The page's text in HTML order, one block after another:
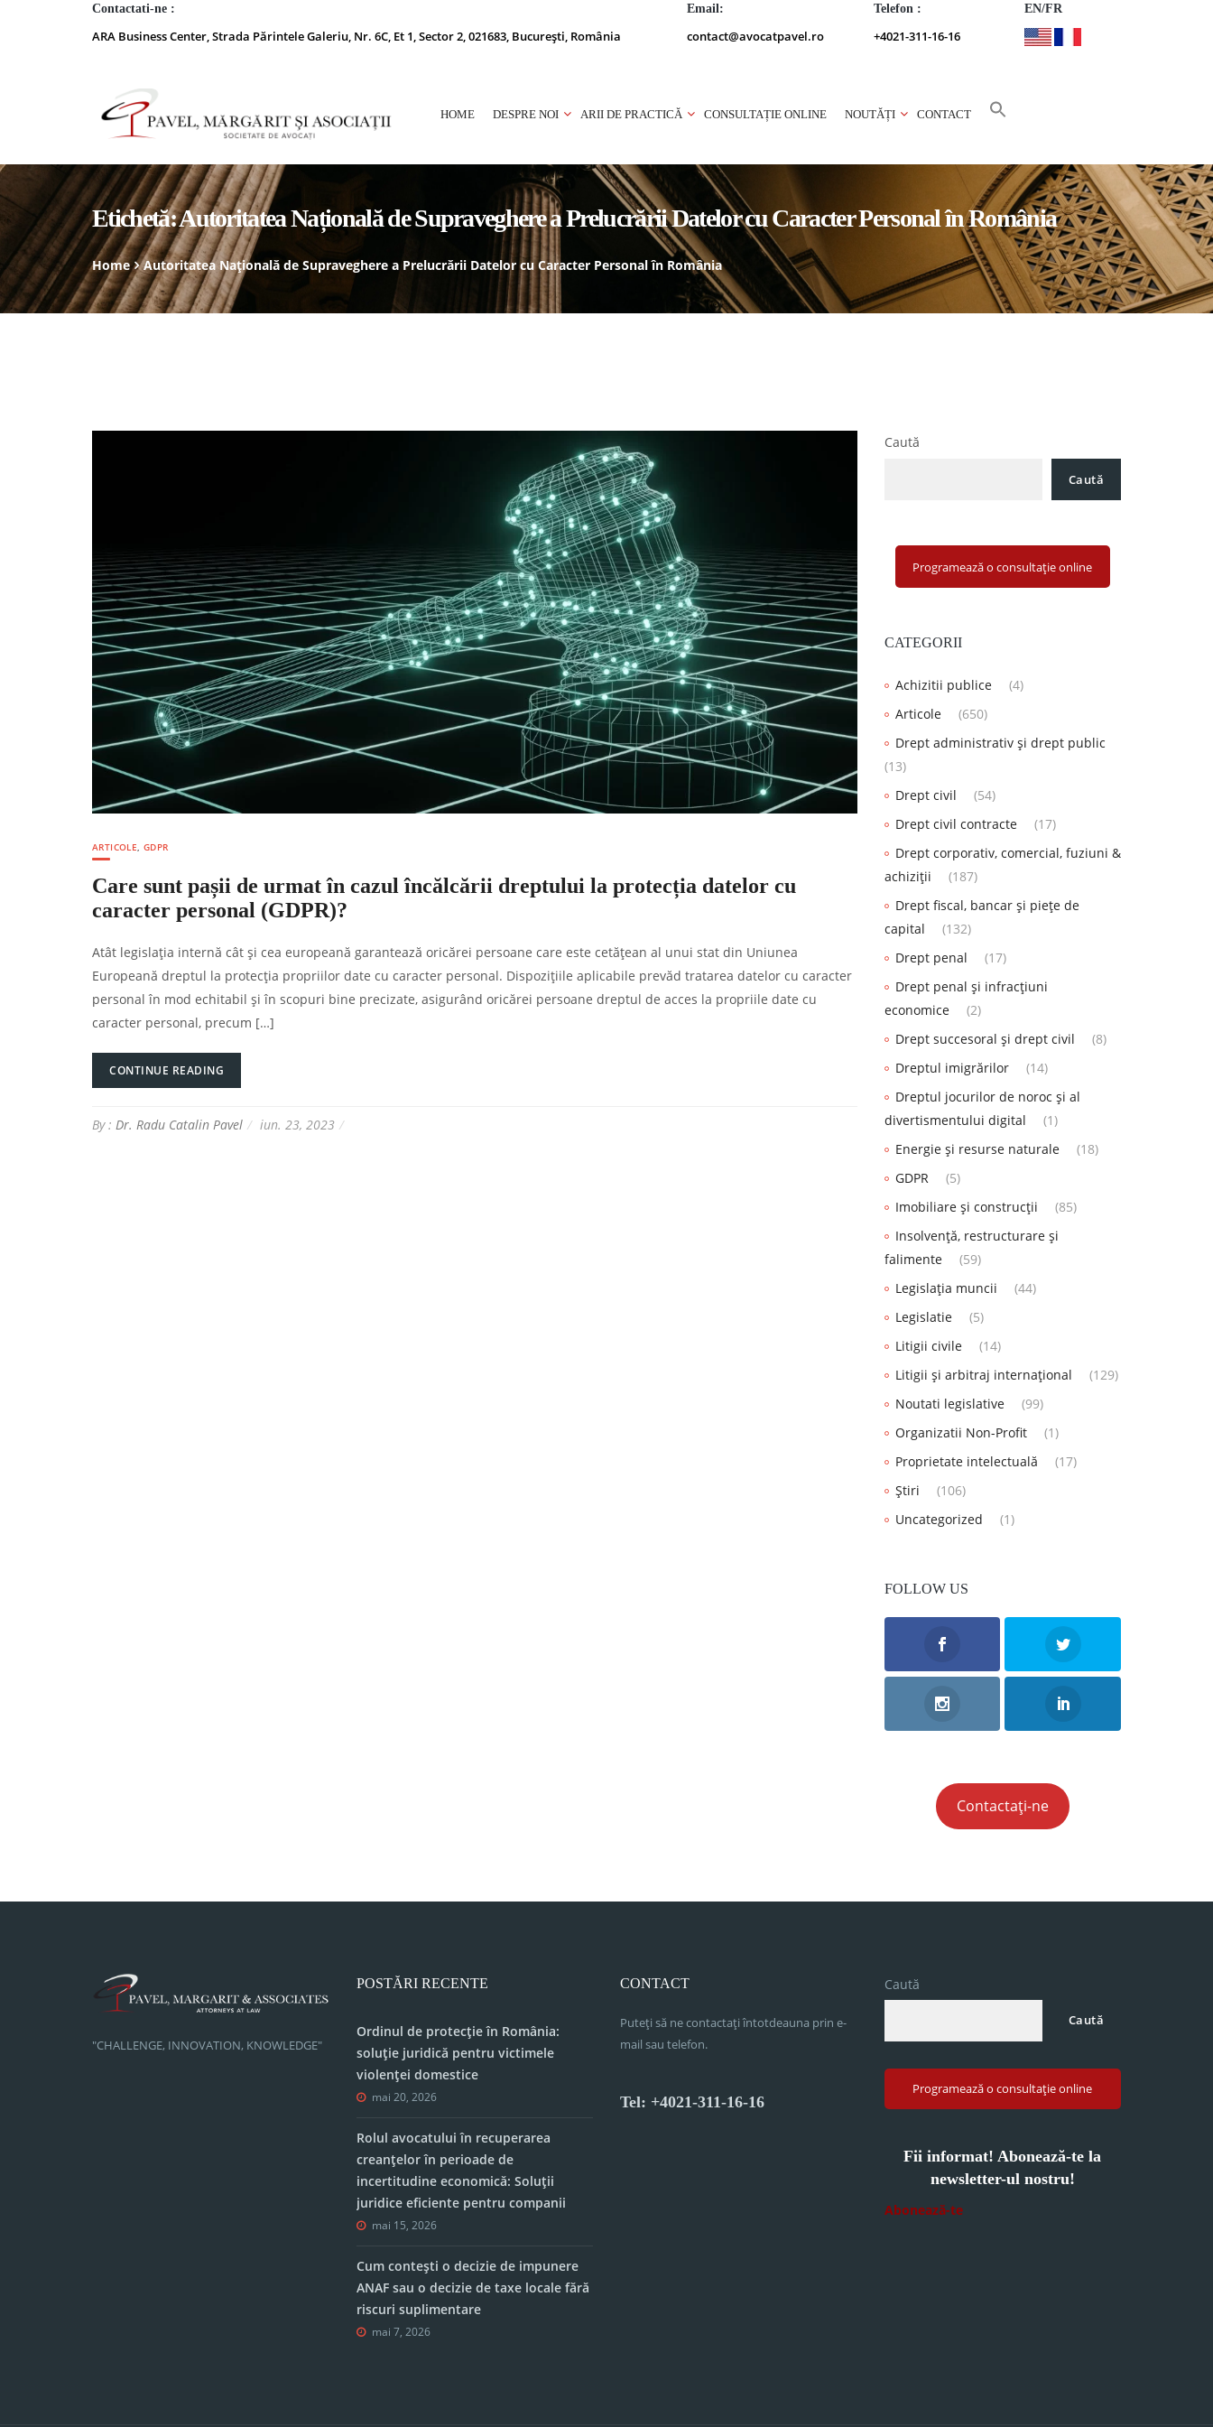
Contactati-ne :
ARA Business Center, Strada Părintele Galeriu, Nr. 6C, Et 1, Sector 2, 021683, București, România
Email:
contact@avocatpavel.ro
Telefon :
+4021-311-16-16
EN/FR
HOME DESPRE NOI ARII DE PRACTICĂ CONSULTAȚIE ONLINE NOUTĂȚI CONTACT
Etichetă:Autoritatea Națională de Supraveghere a Prelucrării Datelor cu Caracter Personal în România
Home Autoritatea Națională de Supraveghere a Prelucrării Datelor cu Caracter Personal în România
ARTICOLE ,GDPR
Care sunt pașii de urmat în cazul încălcării dreptului la protecția datelor cu
caracter personal (GDPR)?
Atât legislația internă cât și cea europeană garantează oricărei persoane care este cetățean al unui stat din Uniunea
Europeană dreptul la protecția propriilor date cu caracter personal. Dispozițiile aplicabile prevăd tratarea datelor cu caracter
personal în mod echitabil și în scopuri bine precizate, asigurând oricărei persoane dreptul de acces la propriile date cu
caracter personal, precum […]
CONTINUE READING
By : Dr. Radu Catalin Pavel iun. 23, 2023
Caută
Caută
Programează o consultație online
CATEGORII
Achizitii publice
(4)
Articole
(650)
Drept administrativ și drept public
(13)
Drept civil
(54)
Drept civil contracte
(17)
Drept corporativ, comercial, fuziuni &
achiziții
(187)
Drept fiscal, bancar și piețe de
capital
(132)
Drept penal
(17)
Drept penal și infracțiuni
economice
(2)
Drept succesoral și drept civil
(8)
Dreptul imigrărilor
(14)
Dreptul jocurilor de noroc și al
divertismentului digital
(1)
Energie și resurse naturale
(18)
GDPR
(5)
Imobiliare și construcții
(85)
Insolvență, restructurare și
falimente
(59)
Legislația muncii
(44)
Legislatie
(5)
Litigii civile
(14)
Litigii și arbitraj internațional
(129)
Noutati legislative
(99)
Organizatii Non-Profit
(1)
Proprietate intelectuală
(17)
Știri
(106)
Uncategorized
(1)
FOLLOW US
Contactați-ne
"CHALLENGE, INNOVATION, KNOWLEDGE"
POSTĂRI RECENTE
Ordinul de protecție în România:
soluție juridică pentru victimele
violenței domestice
mai 20, 2026
Rolul avocatului în recuperarea
creanțelor în perioade de
incertitudine economică: Soluții
juridice eficiente pentru companii
mai 15, 2026
Cum contești o decizie de impunere
ANAF sau o decizie de taxe locale fără
riscuri suplimentare
mai 7, 2026
CONTACT
Puteți să ne contactați întotdeauna prin e-
mail sau telefon.
Tel: +4021-311-16-16
Caută
Caută
Programează o consultație online
Fii informat! Abonează-te la
newsletter-ul nostru!
Abonează-te